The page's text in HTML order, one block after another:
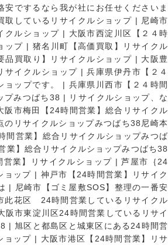
安でするなら我が社にお任せくださいま
取しているリサイクルショップ | 尼崎市
クルショップ | 大阪市西淀川区【２４時
ップ | 猪名川町【高価買取】リサイクル
品買取り】リサイクルショップ | 大阪豊
サイクルショップ |兵庫県伊丹市【２４
ップです。
| 兵庫県川西市【２４時間
プみつばち38 |
リサイクルショップ、な
阪市梅田【24時間営業】総合リサイクル
のリサイクルショップみつばち38尼崎本
間営業】総合リサイクルショップみつば
業】総合リサイクルショップみつばち38
業】リサイクルショップ |芦屋市｛24
ョップ | 神戸市【24時間営業】リサイク
|
尼崎市【ゴミ屋敷SOS】整理の一番安
此花区 24時間営業しているリサイクル
阪市東淀川区24時間営業しているリサイ
| 旭区と都島区と城東区にある24時間営
ョップ | 大阪市港区【24時間営業】リサ